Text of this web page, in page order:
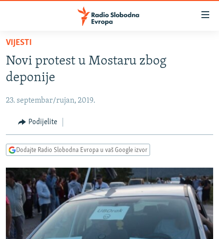
Pređite
glavni
sadržaj
Pređite
na
navigaciju
Pređite
na
BOSNA I HERCEGOVINA
SRBIJA
KOSOVO
CRNA GORA
VIDEO
FOTOGALERIJE
INFOGRAFIKE
PODCASTI
RAT U UKRAJINI
KINA NA BALKANU
RSE PRIČE IZ SVIJETA
ISPRIČAJ MI
VIJESTI
Novi protest u Mostaru zbog
deponije
23. septembar/rujan, 2019.
Podijelite
Dodajte Radio Slobodna Evropa u vaš Google izvor